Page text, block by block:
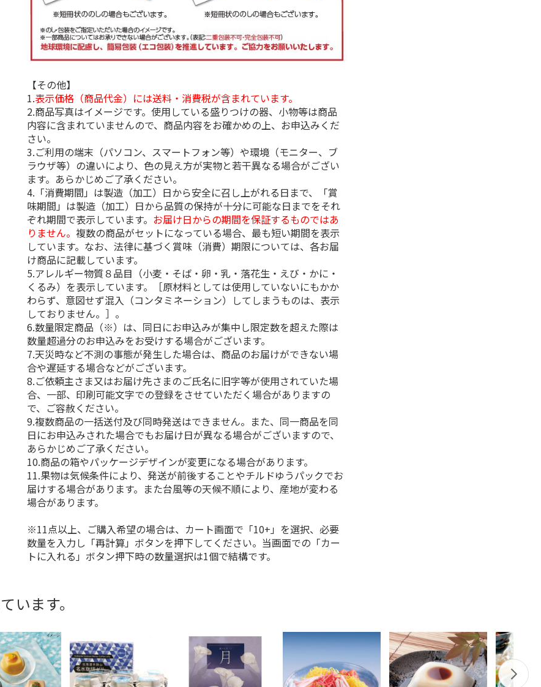
【その他】
1.表示価格（商品代金）には送料・消費税が含まれています。
2.商品写真はイメージです。使用している盛りつけの器、小物等は商品
内容に含まれていませんので、商品内容をお確かめの上、お申込みくだ
さい。
3.ご利用の端末（パソコン、スマートフォン等）や環境（モニター、ブ
ラウザ等）の違いにより、色の見え方が実物と若干異なる場合がござい
ます。あらかじめご了承ください。
4.「消費期間」は製造（加工）日から安全に召し上がれる日まで、「賞
味期間」は製造（加工）日から品質の保持が十分に可能な日までをそれ
ぞれ期間で表示しています。 お届け日からの期間を保証するものではあ
りません。複数の商品がセットになっている場合、最も短い期間を表示
しています。なお、法律に基づく賞味（消費）期限については、各お届
け商品に記載しています。
5.アレルギー物質８品目（小麦・そば・卵・乳・落花生・えび・かに・
くるみ）を表示しています。［原材料としては使用していないにもかか
わらず、意図せず混入（コンタミネーション）してしまうものは、表示
しておりません。］。
6.数量限定商品（※）は、同日にお申込みが集中し限定数を超えた際は
数量超過分のお申込みをお受けする場合がございます。
7.天災時など不測の事態が発生した場合は、商品のお届けができない場
合や遅延する場合などがございます。
8.ご依頼主さま又はお届け先さまのご氏名に旧字等が使用されていた場
合、一部、印刷可能文字での登録をさせていただく場合がありますの
で、ご容赦ください。
9.複数商品の一括送付及び同時発送はできません。また、同一商品を同
日にお申込みされた場合でもお届け日が異なる場合がございますので、
あらかじめご了承ください。
10.商品の箱やパッケージデザインが変更になる場合があります。
11.果物は気候条件により、発送が前後することやチルドゆうパックでお
届けする場合があります。また台風等の天候不順により、産地が変わる
場合があります。
※11点以上、ご購入希望の場合は、カート画面で「10+」を選択、必要
数量を入力し「再計算」ボタンを押下してください。当画面での「カー
トに入れる」ボタン押下時の数量選択は1個で結構です。
います。